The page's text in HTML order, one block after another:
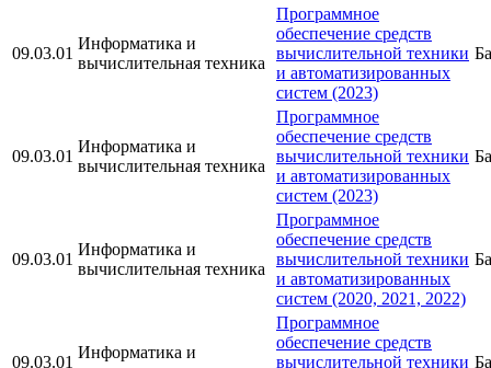
09.03.01
Информатика и
вычислительная техника
Программное
обеспечение средств
вычислительной техники
и автоматизированных
систем (2023)
09.03.01
Информатика и
вычислительная техника
Программное
обеспечение средств
вычислительной техники
и автоматизированных
систем (2023)
09.03.01
Информатика и
вычислительная техника
Программное
обеспечение средств
вычислительной техники
и автоматизированных
систем (2020, 2021, 2022)
09.03.01
Информатика и
Программное
обеспечение средств
вычислительной техники